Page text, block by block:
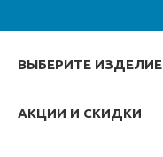
ВЫБЕРИТЕ ИЗДЕЛИЕ
АКЦИИ И СКИДКИ